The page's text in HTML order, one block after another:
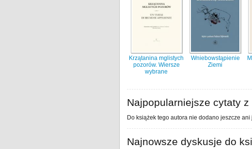
Krzątanina mglistych
pozorów. Wiersze
wybrane
Wniebowstąpienie
Ziemi
Najpopularniejsze cytaty
Do książek tego autora nie dodano jeszcze ani
Najnowsze dyskusje do